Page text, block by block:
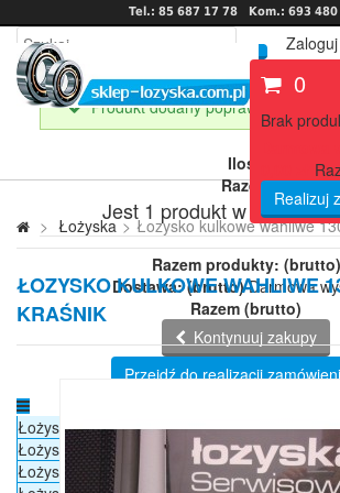
Tel.: 85 687 17 78 Kom.: 693
0
Brak
Realizuj
Produkt dodany poprawnie do
Ilość
Razem
Jest 1 produkt w Twoim
Razem produkty: (brutto)
Dostawa: (brutto)Darmowa
Razem (brutto)
Kontynuuj zakupy
Przejdź do realizacji
Łożyska
Łożyska kulkowe
Łożyska samonastawne
> Łożyska > Łozysko kulkowe wahliwe
ŁOZYSKO KULKOWE WAHLIWE
KRAŚNIK